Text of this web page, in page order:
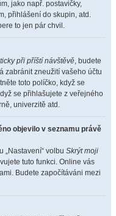
jako např. postavičky,
přihlášení do skupin, atd.
to jen pár chvil.
při příští návštěvě, budete
zabránit zneužití vašeho účtu
toto políčko, když se
se přihlašujete z veřejného
univerzitě atd.
objevilo v seznamu právě
„Nastavení“ volbu Skrýt moji
tuto funkci. Online vás
Budete započítáváni mezi